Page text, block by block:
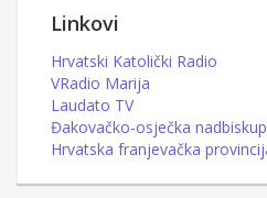
Linkovi
Hrvatski Katolički Radio
VRadio Marija
Laudato TV
Đakovačko-osječka
Hrvatska franjevačka